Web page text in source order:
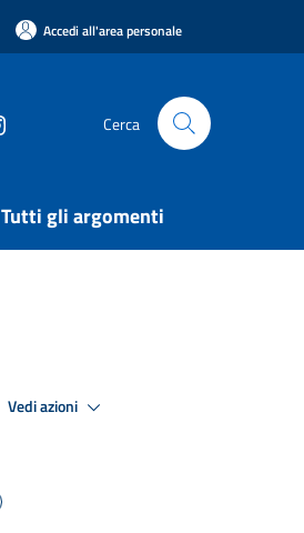
Accedi all'area personale
Cerca
Tutti gli argomenti
Vedi azioni